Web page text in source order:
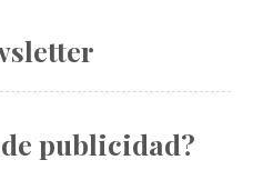
publicidad?